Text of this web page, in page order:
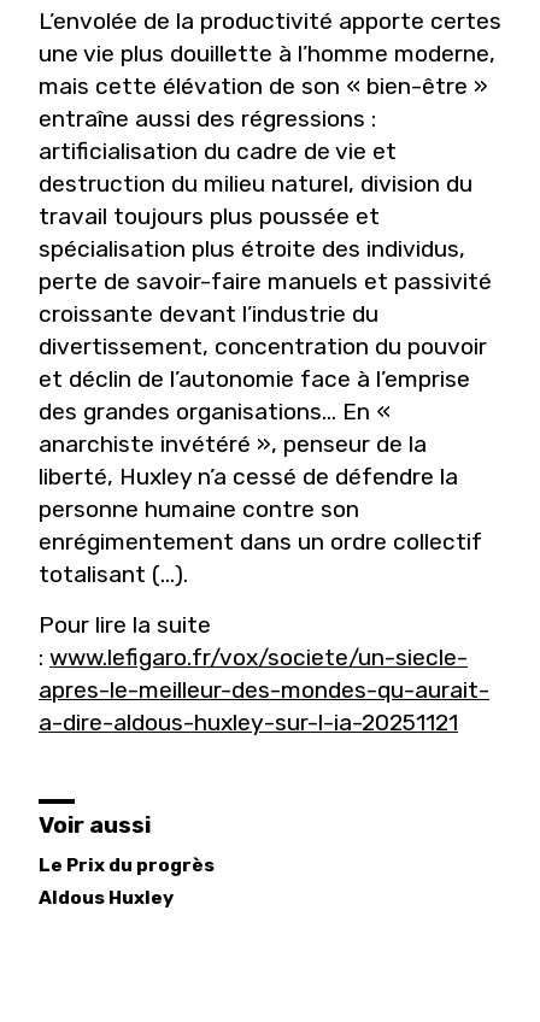
L’envolée de la productivité apporte certes
une vie plus douillette à l’homme moderne,
mais cette élévation de son « bien-être »
entraîne aussi des régressions :
artificialisation du cadre de vie et
destruction du milieu naturel, division du
travail toujours plus poussée et
spécialisation plus étroite des individus,
perte de savoir-faire manuels et passivité
croissante devant l’industrie du
divertissement, concentration du pouvoir
et déclin de l’autonomie face à l’emprise
des grandes organisations... En «
anarchiste invétéré », penseur de la
liberté, Huxley n’a cessé de défendre la
personne humaine contre son
enrégimentement dans un ordre collectif
totalisant (...).
Pour lire la suite
: www.lefigaro.fr/vox/societe/un-siecle-
apres-le-meilleur-des-mondes-qu-aurait-
a-dire-aldous-huxley-sur-l-ia-20251121
Voir aussi
Le Prix du progrès
Aldous Huxley